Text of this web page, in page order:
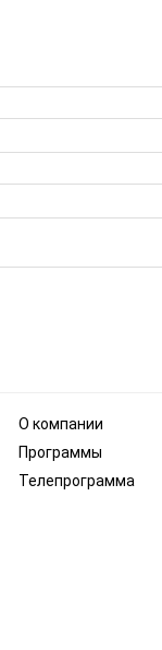
О компании
Программы
Телепрограмма